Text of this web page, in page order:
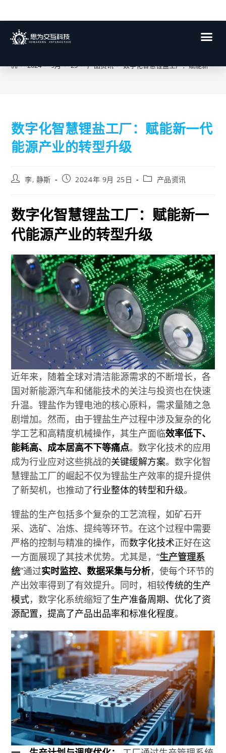
博客
> 2024 > 9月 > 25 > 产品资讯 > 数字化智慧锂盐工厂：赋能新一代
数字化智慧锂盐工厂：赋能新一代
能源产业的转型升级
李, 静斯 2024年 9月 25日 产品资讯
数字化智慧锂盐工厂：赋能新一
代能源产业的转型升级
近年来，随着全球对清洁能源需求的不断增长，各
国对新能源汽车和储能技术的关注与投资也在快速
升温。锂盐作为锂电池的核心原料，需求量随之急
剧增加。然而，由于锂盐生产过程中涉及复杂的化
学工艺和高精度机械操作，其生产面临效率低下、
能耗高、成本居高不下等痛点。数字化技术的应用
成为行业应对这些挑战的关键缓解方案。数字化智
慧锂盐工厂的崛起不仅为锂盐生产效率的提升提供
了新契机，也推动了行业整体的转型和升级。
锂盐的生产包括多个复杂的工艺流程，如矿石开
采、选矿、冶炼、提纯等环节。在这个过程中需要
严格的控制与精准的操作，而数字化技术正好在这
一方面展现了其技术优势。尤其是，“生产管理系
统”通过实时监控、数据采集与分析，使每个环节的
产出效率得到了有效提升。同时，相较传统的生产
模式，数字化系统缩短了生产准备周期、优化了资
源配置，提高了产品出品率和标准化程度。